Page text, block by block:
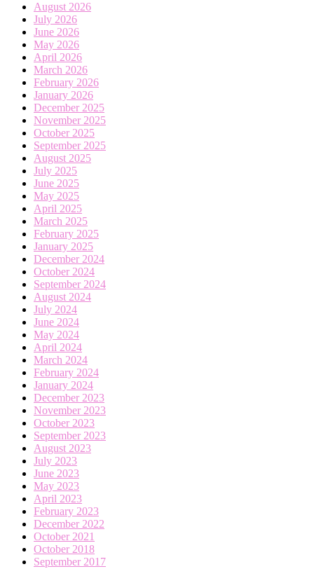
August 2026
July 2026
June 2026
May 2026
April 2026
March 2026
February 2026
January 2026
December 2025
November 2025
October 2025
September 2025
August 2025
July 2025
June 2025
May 2025
April 2025
March 2025
February 2025
January 2025
December 2024
October 2024
September 2024
August 2024
July 2024
June 2024
May 2024
April 2024
March 2024
February 2024
January 2024
December 2023
November 2023
October 2023
September 2023
August 2023
July 2023
June 2023
May 2023
April 2023
February 2023
December 2022
October 2021
October 2018
September 2017